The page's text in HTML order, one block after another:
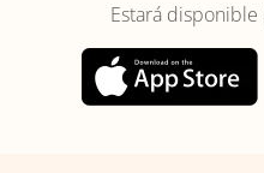
Estará